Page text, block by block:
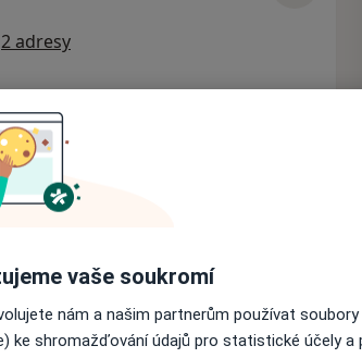
2 adresy
vaše soukromí
nám a našim partnerům používat
ke shromažďování údajů pro statistické účely a